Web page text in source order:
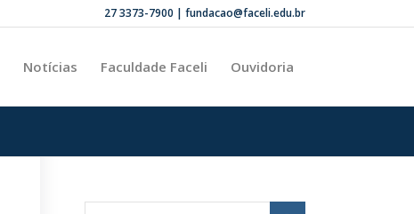
27 3373-7900 | fundacao@faceli.edu.br
Notícias Faculdade Faceli Ouvidoria